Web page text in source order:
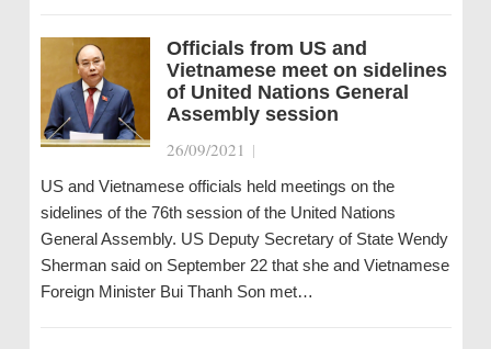
Officials from US and
Vietnamese meet on sidelines
of United Nations General
Assembly session
26/09/2021 |
US and Vietnamese officials held meetings on the
sidelines of the 76th session of the United Nations
General Assembly. US Deputy Secretary of State Wendy
Sherman said on September 22 that she and Vietnamese
Foreign Minister Bui Thanh Son met…